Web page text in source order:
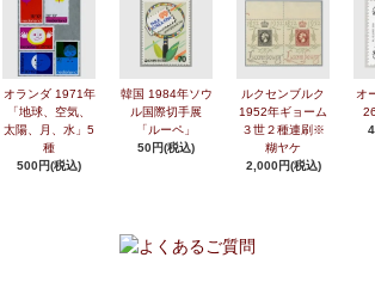
オランダ 1971年
「地球、空気、
太陽、月、水」5
種
500円(税込)
韓国 1984年ソウ
ル国際切手展
「ルーペ」
50円(税込)
ルクセンブルク
1952年ギョーム
３世２種連刷※
糊ヤケ
2,000円(税込)
オ